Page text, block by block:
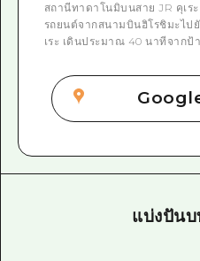
สถานีทาดาโนมิบนสาย JR คุเร
รถยนต์จากสนามบินฮิโรชิมะไป
เระ เดินประมาณ 40 นาทีจาก
แบ่งปัน